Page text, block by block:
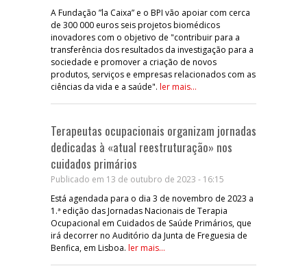
A Fundação ”la Caixa” e o BPI vão apoiar com cerca
de 300 000 euros seis projetos biomédicos
inovadores com o objetivo de "contribuir para a
transferência dos resultados da investigação para a
sociedade e promover a criação de novos
produtos, serviços e empresas relacionados com as
ciências da vida e a saúde". ler mais...
Terapeutas ocupacionais organizam jornadas
dedicadas à «atual reestruturação» nos
cuidados primários
Publicado em 13 de outubro de 2023 - 16:15
Está agendada para o dia 3 de novembro de 2023 a
1.ª edição das Jornadas Nacionais de Terapia
Ocupacional em Cuidados de Saúde Primários, que
irá decorrer no Auditório da Junta de Freguesia de
Benfica, em Lisboa. ler mais...